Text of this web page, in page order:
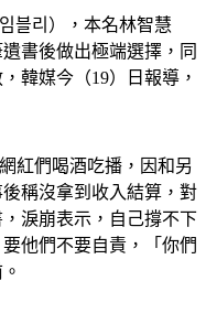
블리），本名林智慧
書後做出極端選擇，同
韓媒今（19）日報導，
紅們喝酒吃播，因和另
稱沒拿到收入結算，對
淚崩表示，自己撐不下
他們不要自責，「你們